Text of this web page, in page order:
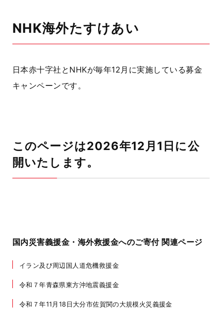
NHK海外たすけあい
日本赤十字社とNHKが毎年12月に実施している募金
キャンペーンです。
このページは2026年12月1日に公
開いたします。
国内災害義援金・海外救援金へのご寄付 関連ページ
イラン及び周辺国人道危機救援金
令和７年青森県東方沖地震義援金
令和７年11月18日大分市佐賀関の大規模火災義援金